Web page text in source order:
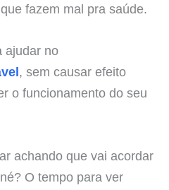
fazem mal pra saúde.
ajudar no
, sem causar efeito
o funcionamento do seu
achando que vai acordar
O tempo para ver